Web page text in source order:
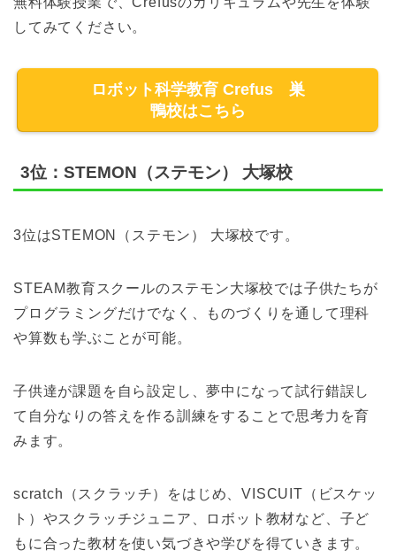
してみてください。
ロボット科学教育 Crefus 巣
鴨校はこちら
3位：STEMON（ステモン） 大塚校
3位はSTEMON（ステモン） 大塚校です。
STEAM教育スクールのステモン大塚校では子供たちが
プログラミングだけでなく、ものづくりを通して理科
や算数も学ぶことが可能。
子供達が課題を自ら設定し、夢中になって試行錯誤し
て自分なりの答えを作る訓練をすることで思考力を育
みます。
scratch（スクラッチ）をはじめ、VISCUIT（ビスケッ
ト）やスクラッチジュニア、ロボット教材など、子ど
もに合った教材を使い気づきや学びを得ていきます。